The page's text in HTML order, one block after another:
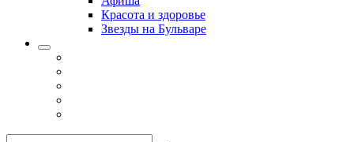
Красота и здоровье
Звезды на Бульваре